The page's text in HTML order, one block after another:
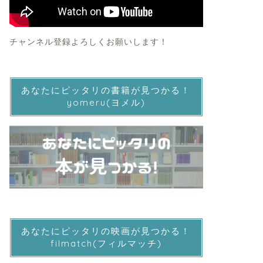
チャンネル登録よろしくお願いします！
あなたにピッタリの書籍が見つかる！
yomeru(ヨメル)
あなたにピッタリの映画が見つかる！
filmatch(フィルマッチ)